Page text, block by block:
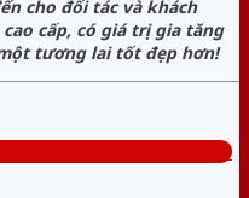
cho đối tác và khách
cấp, có giá trị gia tăng
tương lai tốt đẹp hơn!
vấn miễn phí: 0824.400.400